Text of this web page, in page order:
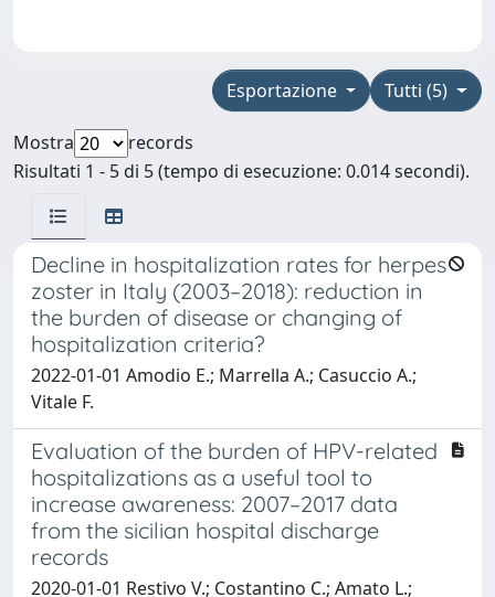
Tutti (5)
Esportazione
Mostra
records
Risultati 1 - 5 di 5 (tempo di esecuzione: 0.014 secondi).
Decline in hospitalization rates for herpes
zoster in Italy (2003–2018): reduction in
the burden of disease or changing of
hospitalization criteria?
2022-01-01 Amodio E.; Marrella A.; Casuccio A.;
Vitale F.
Evaluation of the burden of HPV-related
hospitalizations as a useful tool to
increase awareness: 2007–2017 data
from the sicilian hospital discharge
records
2020-01-01 Restivo V.; Costantino C.; Amato L.;